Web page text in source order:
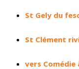
St Gely du
St Clément
vers